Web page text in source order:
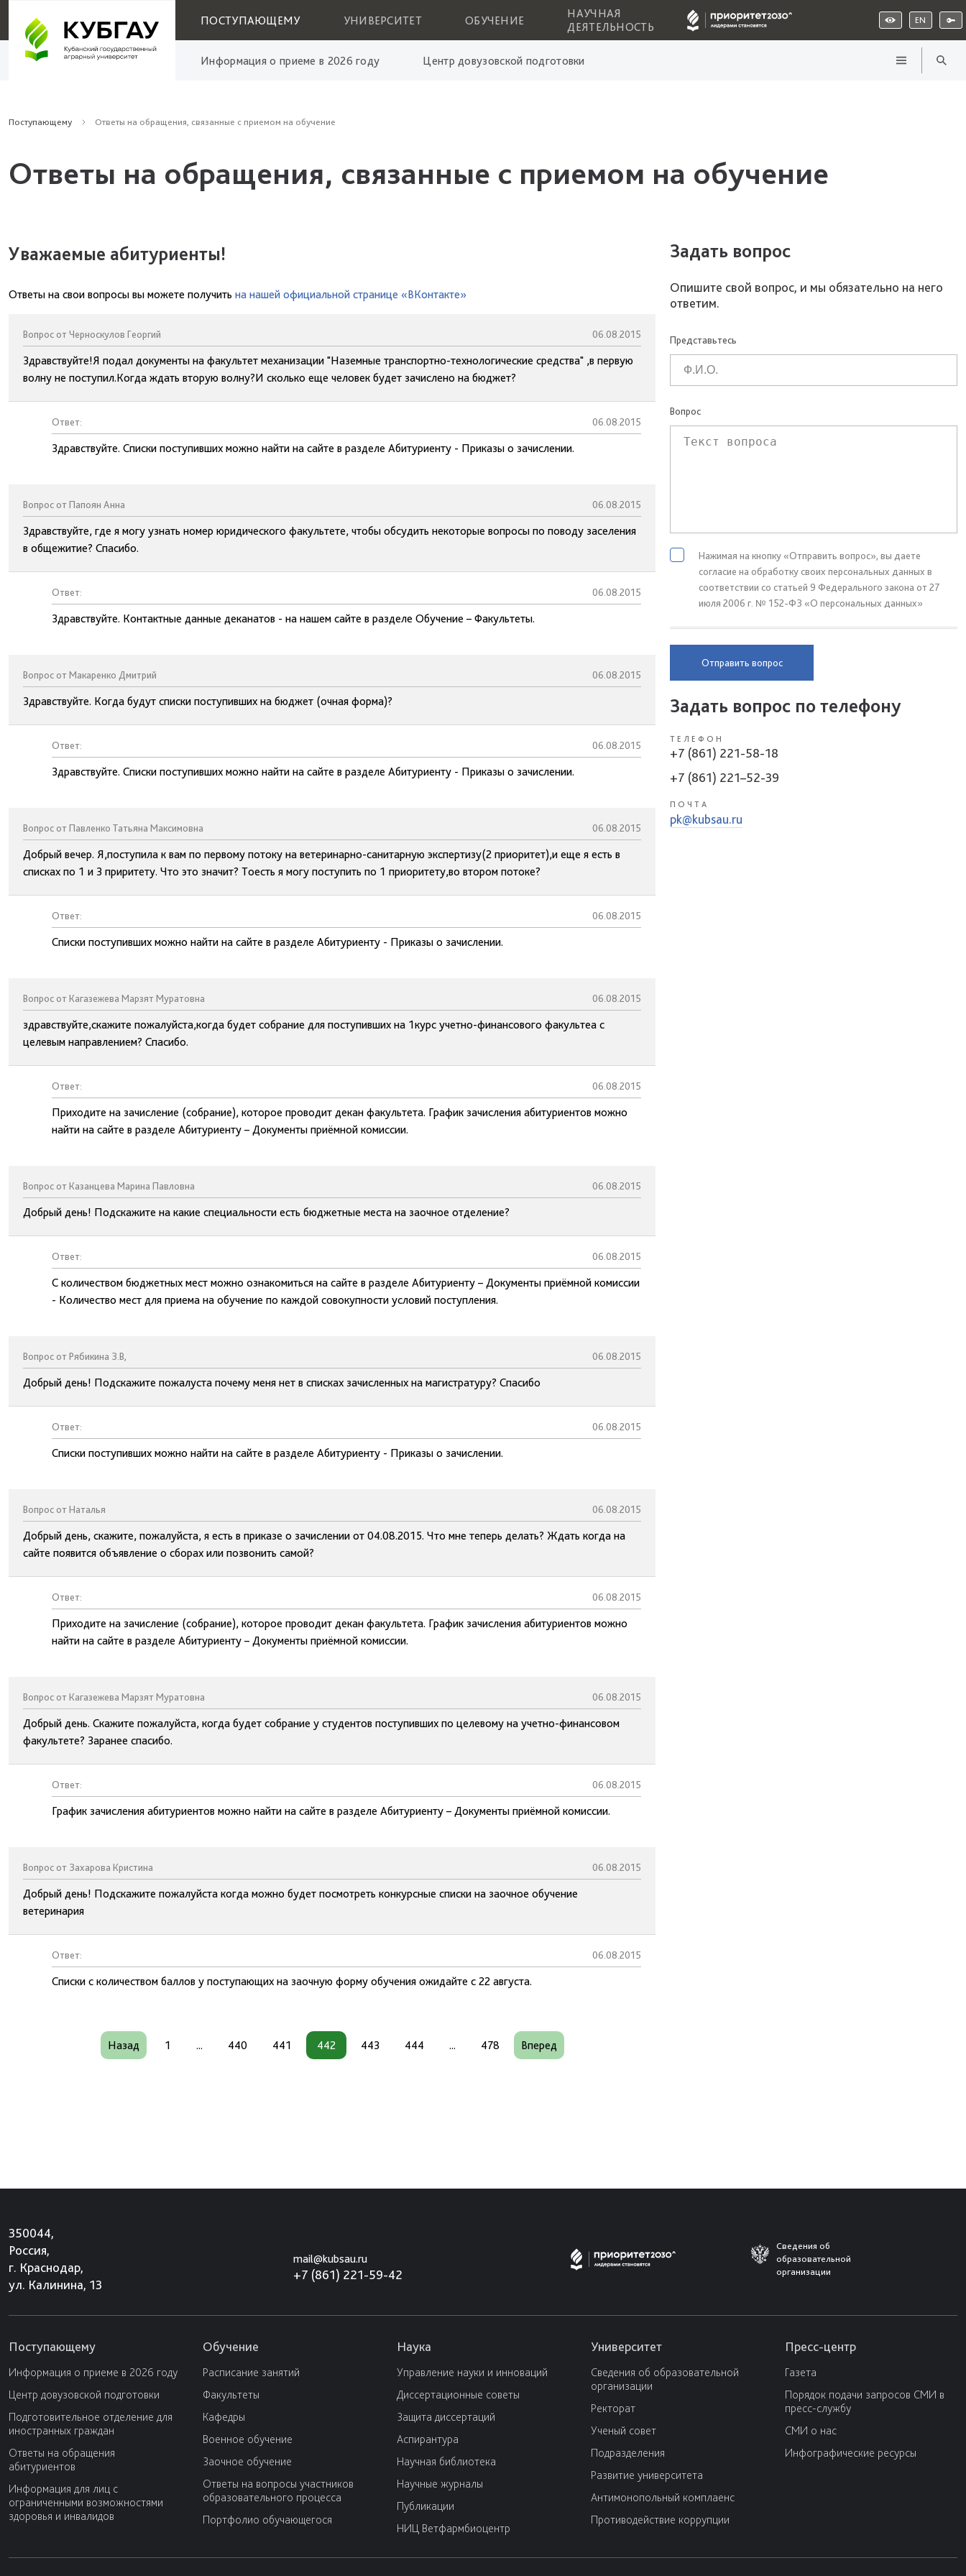
ПОСТУПАЮЩЕМУ УНИВЕРСИТЕТ ОБУЧЕНИЕ
НАУЧНАЯ
ДЕЯТЕЛЬНОСТЬ
EN
Информация о приеме в 2026 году Центр довузовской подготовки
Поступающему Ответы на обращения, связанные с приемом на обучение
Ответы на обращения, связанные с приемом на обучение
Уважаемые абитуриенты!
Ответы на свои вопросы вы можете получить на нашей официальной странице «ВКонтакте»
Вопрос от Черноскулов Георгий 06.08.2015
Здравствуйте!Я подал документы на факультет механизации "Наземные транспортно-технологические средства" ,в первую
волну не поступил.Когда ждать вторую волну?И сколько еще человек будет зачислено на бюджет?
Ответ: 06.08.2015
Здравствуйте. Списки поступивших можно найти на сайте в разделе Абитуриенту - Приказы о зачислении.
Вопрос от Папоян Анна 06.08.2015
Здравствуйте, где я могу узнать номер юридического факультете, чтобы обсудить некоторые вопросы по поводу заселения
в общежитие? Спасибо.
Ответ: 06.08.2015
Здравствуйте. Контактные данные деканатов - на нашем сайте в разделе Обучение – Факультеты.
Вопрос от Макаренко Дмитрий 06.08.2015
Здравствуйте. Когда будут списки поступивших на бюджет (очная форма)?
Ответ: 06.08.2015
Здравствуйте. Списки поступивших можно найти на сайте в разделе Абитуриенту - Приказы о зачислении.
Вопрос от Павленко Татьяна Максимовна 06.08.2015
Добрый вечер. Я,поступила к вам по первому потоку на ветеринарно-санитарную экспертизу(2 приоритет),и еще я есть в
списках по 1 и 3 приритету. Что это значит? Тоесть я могу поступить по 1 приоритету,во втором потоке?
Ответ: 06.08.2015
Списки поступивших можно найти на сайте в разделе Абитуриенту - Приказы о зачислении.
Вопрос от Кагазежева Марзят Муратовна 06.08.2015
здравствуйте,скажите пожалуйста,когда будет собрание для поступивших на 1курс учетно-финансового факультеа с
целевым направлением? Спасибо.
Ответ: 06.08.2015
Приходите на зачисление (собрание), которое проводит декан факультета. График зачисления абитуриентов можно
найти на сайте в разделе Абитуриенту – Документы приёмной комиссии.
Вопрос от Казанцева Марина Павловна 06.08.2015
Добрый день! Подскажите на какие специальности есть бюджетные места на заочное отделение?
Ответ: 06.08.2015
С количеством бюджетных мест можно ознакомиться на сайте в разделе Абитуриенту – Документы приёмной комиссии
- Количество мест для приема на обучение по каждой совокупности условий поступления.
Вопрос от Рябикина З.В, 06.08.2015
Добрый день! Подскажите пожалуста почему меня нет в списках зачисленных на магистратуру? Спасибо
Ответ: 06.08.2015
Списки поступивших можно найти на сайте в разделе Абитуриенту - Приказы о зачислении.
Вопрос от Наталья 06.08.2015
Добрый день, скажите, пожалуйста, я есть в приказе о зачислении от 04.08.2015. Что мне теперь делать? Ждать когда на
сайте появится объявление о сборах или позвонить самой?
Ответ: 06.08.2015
Приходите на зачисление (собрание), которое проводит декан факультета. График зачисления абитуриентов можно
найти на сайте в разделе Абитуриенту – Документы приёмной комиссии.
Вопрос от Кагазежева Марзят Муратовна 06.08.2015
Добрый день. Скажите пожалуйста, когда будет собрание у студентов поступивших по целевому на учетно-финансовом
факультете? Заранее спасибо.
Ответ: 06.08.2015
График зачисления абитуриентов можно найти на сайте в разделе Абитуриенту – Документы приёмной комиссии.
Вопрос от Захарова Кристина 06.08.2015
Добрый день! Подскажите пожалуйста когда можно будет посмотреть конкурсные списки на заочное обучение
ветеринария
Ответ: 06.08.2015
Списки с количеством баллов у поступающих на заочную форму обучения ожидайте с 22 августа.
Назад 1 ... 440 441 442 443 444 ... 478 Вперед
Задать вопрос
Опишите свой вопрос, и мы обязательно на него
ответим.
Представьтесь
Вопрос
Нажимая на кнопку «Отправить вопрос», вы даете
согласие на обработку своих персональных данных в
соответствии со статьей 9 Федерального закона от 27
июля 2006 г. № 152-ФЗ «О персональных данных»
Отправить вопрос
Задать вопрос по телефону
ТЕЛЕФОН
+7 (861) 221-58-18
+7 (861) 221–52-39
ПОЧТА
pk@kubsau.ru
350044,
Россия,
г. Краснодар,
ул. Калинина, 13
mail@kubsau.ru
+7 (861) 221-59-42
Сведения об
образовательной
организации
Поступающему
Информация о приеме в 2026 году
Центр довузовской подготовки
Подготовительное отделение для
иностранных граждан
Ответы на обращения
абитуриентов
Информация для лиц с
ограниченными возможностями
здоровья и инвалидов
Обучение
Расписание занятий
Факультеты
Кафедры
Военное обучение
Заочное обучение
Ответы на вопросы участников
образовательного процесса
Портфолио обучающегося
Наука
Управление науки и инноваций
Диссертационные советы
Защита диссертаций
Аспирантура
Научная библиотека
Научные журналы
Публикации
НИЦ Ветфармбиоцентр
Университет
Сведения об образовательной
организации
Ректорат
Ученый совет
Подразделения
Развитие университета
Антимонопольный комплаенс
Противодействие коррупции
Пресс-центр
Газета
Порядок подачи запросов СМИ в
пресс-службу
СМИ о нас
Инфографические ресурсы